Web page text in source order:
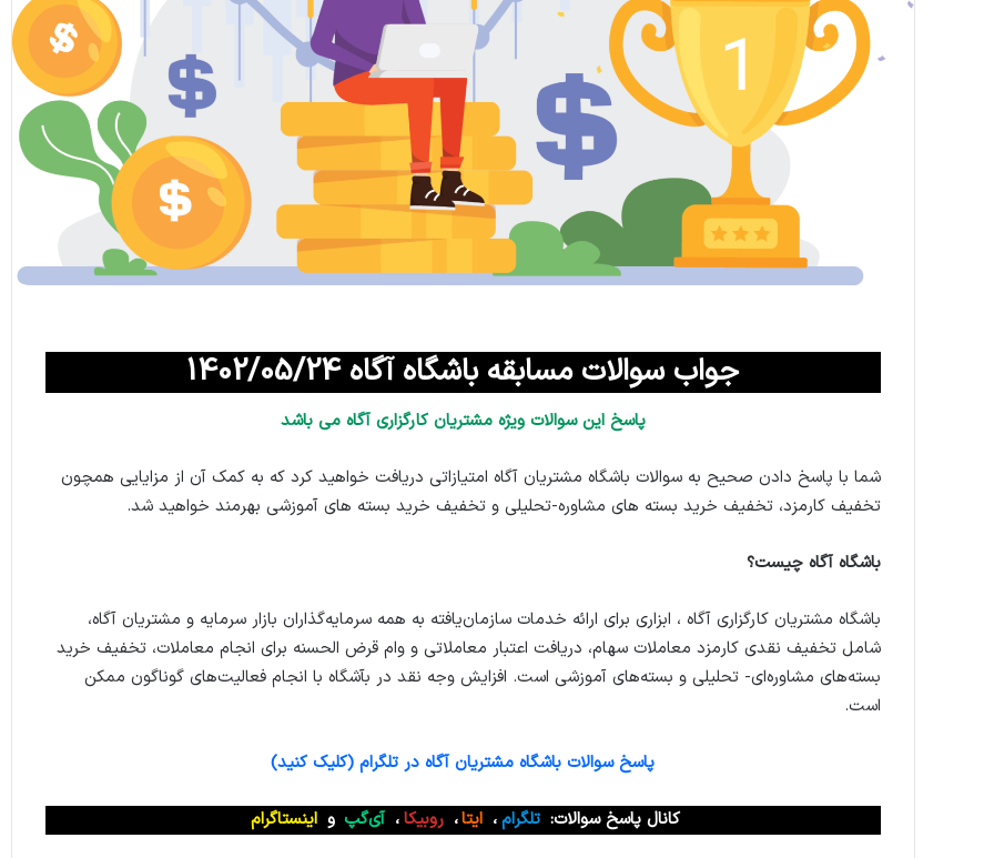
جواب سوالات مسابقه باشگاه آگاه 1402/05/24
پاسخ این سوالات ویژه مشتریان کارگزاری آگاه می باشد
شما با پاسخ دادن صحیح به سوالات باشگاه مشتریان آگاه امتیازاتی دریافت خواهید کرد که به کمک آن از مزایایی همچون
تخفیف کارمزد، تخفیف خرید بسته های مشاوره-تحلیلی و تخفیف خرید بسته های آموزشی بهرمند خواهید شد.
باشگاه آگاه چیست؟
باشگاه مشتریان کارگزاری آگاه ، ابزاری برای ارائه خدمات سازمان‌یافته به همه سرمایه‌گذاران بازار سرمایه و مشتریان آگاه،
شامل تخفیف نقدی کارمزد معاملات سهام، دریافت اعتبار معاملاتی و وام قرض الحسنه برای انجام معاملات، تخفیف خرید
بسته‌های مشاوره‌ای- تحلیلی و بسته‌های آموزشی است. افزایش وجه نقد در بآشگاه با انجام فعالیت‌های گوناگون ممکن
است.
پاسخ سوالات باشگاه مشتریان آگاه در تلگرام (کلیک کنید)
کانال پاسخ سوالات: تلگرام، ایتا، روبیکا، آی‌گپ و اینستاگرام